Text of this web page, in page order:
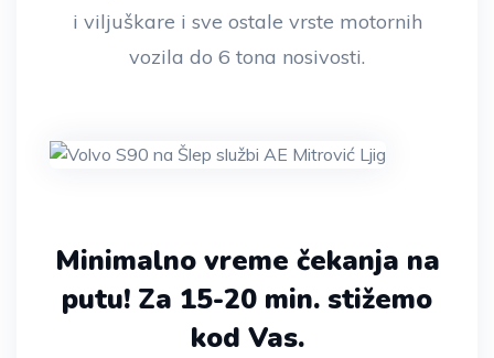
i viljuškare i sve ostale vrste motornih
vozila do 6 tona nosivosti.
Minimalno vreme čekanja na
putu! Za 15-20 min. stižemo
kod Vas.